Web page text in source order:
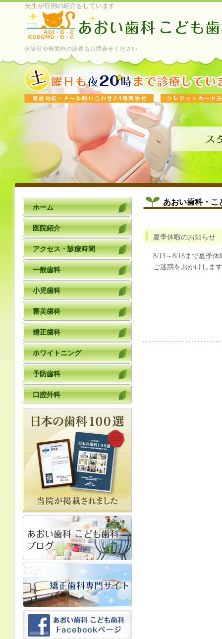
先生が症例の紹介をしています
休診日や時間外の診察もお問合せください
あおい歯科・こ
夏季休暇のお知らせ
8/13～8/16まで夏季
ご迷惑をおかけしま
ホーム
医院紹介
アクセス・診療時間
一般歯科
小児歯科
審美歯科
矯正歯科
ホワイトニング
予防歯科
口腔外科